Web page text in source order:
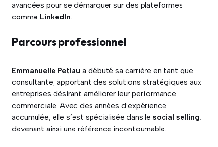
avancées pour se démarquer sur des plateformes
comme LinkedIn.
Parcours professionnel
Emmanuelle Petiau a débuté sa carrière en tant que
consultante, apportant des solutions stratégiques aux
entreprises désirant améliorer leur performance
commerciale. Avec des années d’expérience
accumulée, elle s’est spécialisée dans le social selling,
devenant ainsi une référence incontournable.